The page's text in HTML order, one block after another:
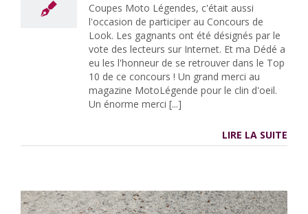
Coupes Moto Légendes, c'était aussi
l'occasion de participer au Concours de
Look. Les gagnants ont été désignés par le
vote des lecteurs sur Internet. Et ma Dédé a
eu les l'honneur de se retrouver dans le Top
10 de ce concours ! Un grand merci au
magazine MotoLégende pour le clin d'oeil.
Un énorme merci [...]
LIRE LA SUITE